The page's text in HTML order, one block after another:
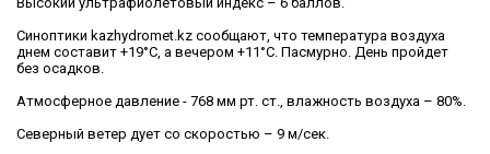
Синоптики kazhydromet.kz сообщают, что температура воздуха
днем составит +19°C, а вечером +11°C. Пасмурно. День пройдет
без осадков.
Атмосферное давление - 768 мм рт. ст., влажность воздуха – 80%.
Северный ветер дует со скоростью – 9 м/сек.